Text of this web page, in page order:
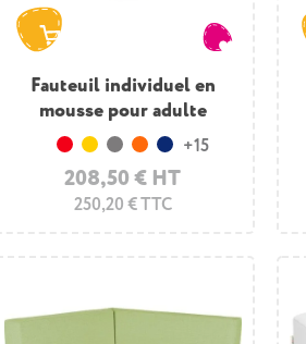
Fauteuil individuel en
mousse pour adulte
208,50 € HT
250,20 € TTC
Rouge
Jaune
GrisOrange
Bleu foncé
+15